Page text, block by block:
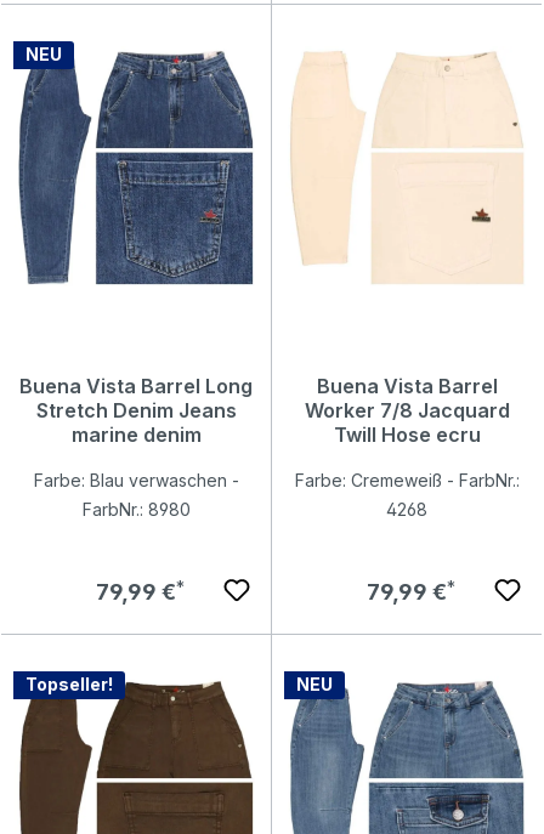
NEU
Buena Vista Barrel Long
Stretch Denim Jeans
marine denim
Farbe: Blau verwaschen -
FarbNr.: 8980
Regulärer Preis:
79,99 €
Buena Vista Barrel
Worker 7/8 Jacquard
Twill Hose ecru
Farbe: Cremeweiß - FarbNr.:
4268
Regulärer Preis:
79,99 €
Topseller! NEU